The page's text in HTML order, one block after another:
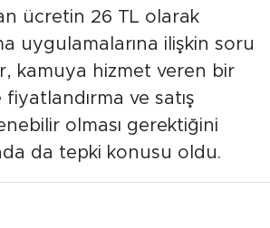
ücretin 26 TL olarak
uygulamalarına ilişkin soru
kamuya hizmet veren bir
ve satış
olması gerektiğini
da tepki konusu oldu.